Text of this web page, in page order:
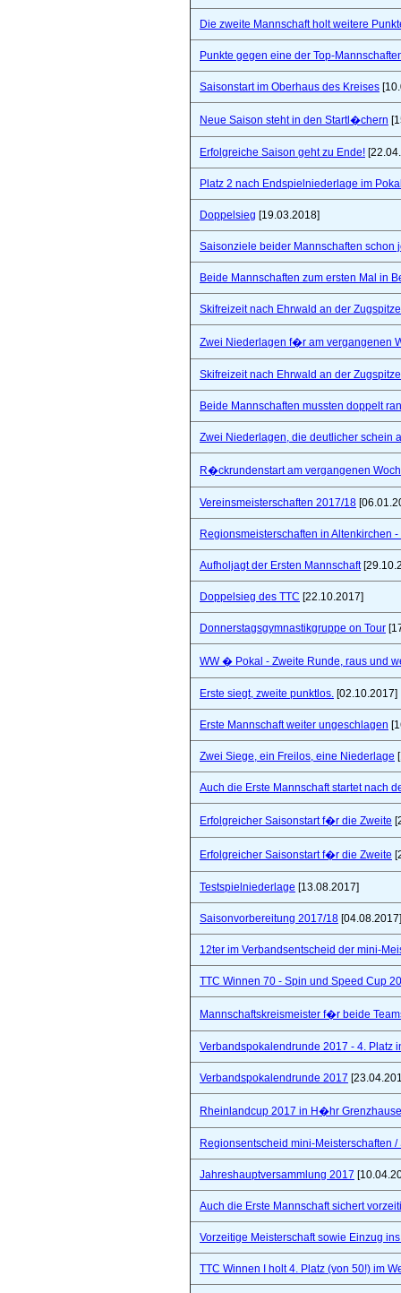
Die zweite Mannschaft holt weitere
Punkte gegen eine der Top-
Saisonstart im Oberhaus des Kreises
Neue Saison steht in den Startl�chern
Erfolgreiche Saison geht zu Ende!
Platz 2 nach Endspielniederlage im
Doppelsieg [19.03.2018]
Saisonziele beider Mannschaften schon
Beide Mannschaften zum ersten Mal in
Skifreizeit nach Ehrwald an der Zugspitze
Zwei Niederlagen f�r am vergangenen
Skifreizeit nach Ehrwald an der Zugspitze
Beide Mannschaften mussten doppelt
Zwei Niederlagen, die deutlicher schein
R�ckrundenstart am vergangenen
Vereinsmeisterschaften 2017/18
Regionsmeisterschaften in Altenkirchen
Aufholjagt der Ersten Mannschaft
Doppelsieg des TTC [22.10.2017]
Donnerstagsgymnastikgruppe on Tour
WW � Pokal - Zweite Runde, raus und
Erste siegt, zweite punktlos. [02.10.2017]
Erste Mannschaft weiter ungeschlagen
Zwei Siege, ein Freilos, eine Niederlage
Auch die Erste Mannschaft startet nach
Erfolgreicher Saisonstart f�r die Zweite
Erfolgreicher Saisonstart f�r die Zweite
Testspielniederlage [13.08.2017]
Saisonvorbereitung 2017/18 [04.08.2017]
12ter im Verbandsentscheid der mini-
TTC Winnen 70 - Spin und Speed Cup
Mannschaftskreismeister f�r beide
Verbandspokalendrunde 2017 - 4. Platz
Verbandspokalendrunde 2017
Rheinlandcup 2017 in H�hr
Regionsentscheid mini-Meisterschaften
Jahreshauptversammlung 2017
Auch die Erste Mannschaft sichert
Vorzeitige Meisterschaft sowie Einzug
TTC Winnen I holt 4. Platz (von 50!) im